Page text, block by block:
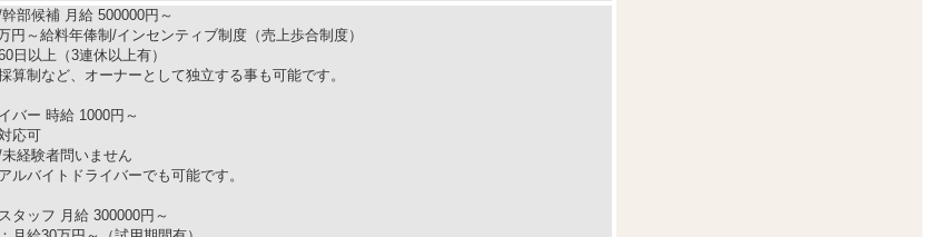
幹部候補 月給 500000円～
円～給料年俸制/インセンティブ制度（売上歩合制度）
日以上（3連休以上有）
算制など、オーナーとして独立する事も可能です。
バー 時給 1000円～
応可
経験者問いません
ルバイトドライバーでも可能です。
タッフ 月給 300000円～